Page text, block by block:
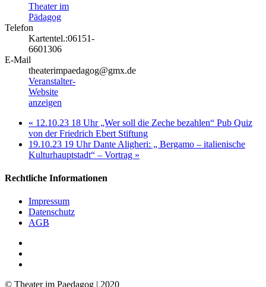
Theater im
Pädagog
Telefon
Kartentel.:06151-
6601306
E-Mail
theaterimpaedagog@gmx.de
Veranstalter-
Website
anzeigen
« 12.10.23 18 Uhr „Wer soll die Zeche bezahlen“ Pub Quiz
von der Friedrich Ebert Stiftung
19.10.23 19 Uhr Dante Aligheri: „ Bergamo – italienische
Kulturhauptstadt“ – Vortrag »
Rechtliche Informationen
Impressum
Datenschutz
AGB
© Theater im Paedagog | 2020